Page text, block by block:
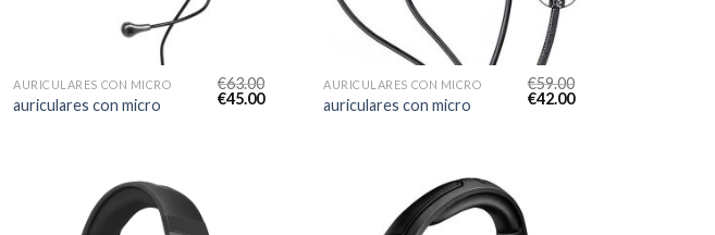
AURICULARES CON MICRO
auriculares con micro
€63.00
€45.00
AURICULARES CON MICRO
auriculares con micro
€59.00
€42.00